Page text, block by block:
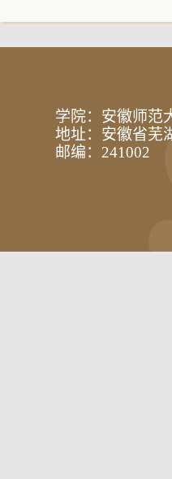
学院：安徽师范
地址：安徽省芜
邮编：241002